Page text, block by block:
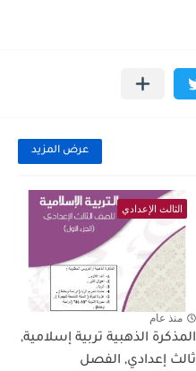
عرض المزيد
الثالث الإعدادي
منذ عام
المذكرة الذهبية تربية إسلامية,
ثالث إعدادي, الفصل